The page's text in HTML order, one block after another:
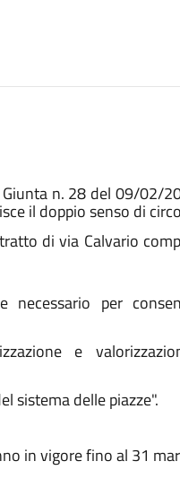
n. 28 del 09/02/
il doppio senso di
di via Calvario
necessario per
e
sistema delle piazze".
in vigore fino al 31